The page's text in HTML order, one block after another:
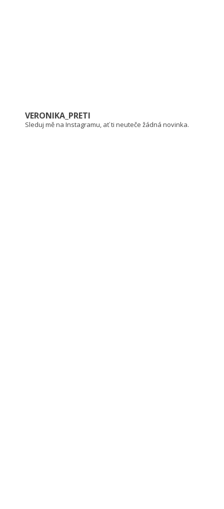
VERONIKA_PRETI
Sleduj mě na Instagramu, ať ti neuteče žádná novinka.